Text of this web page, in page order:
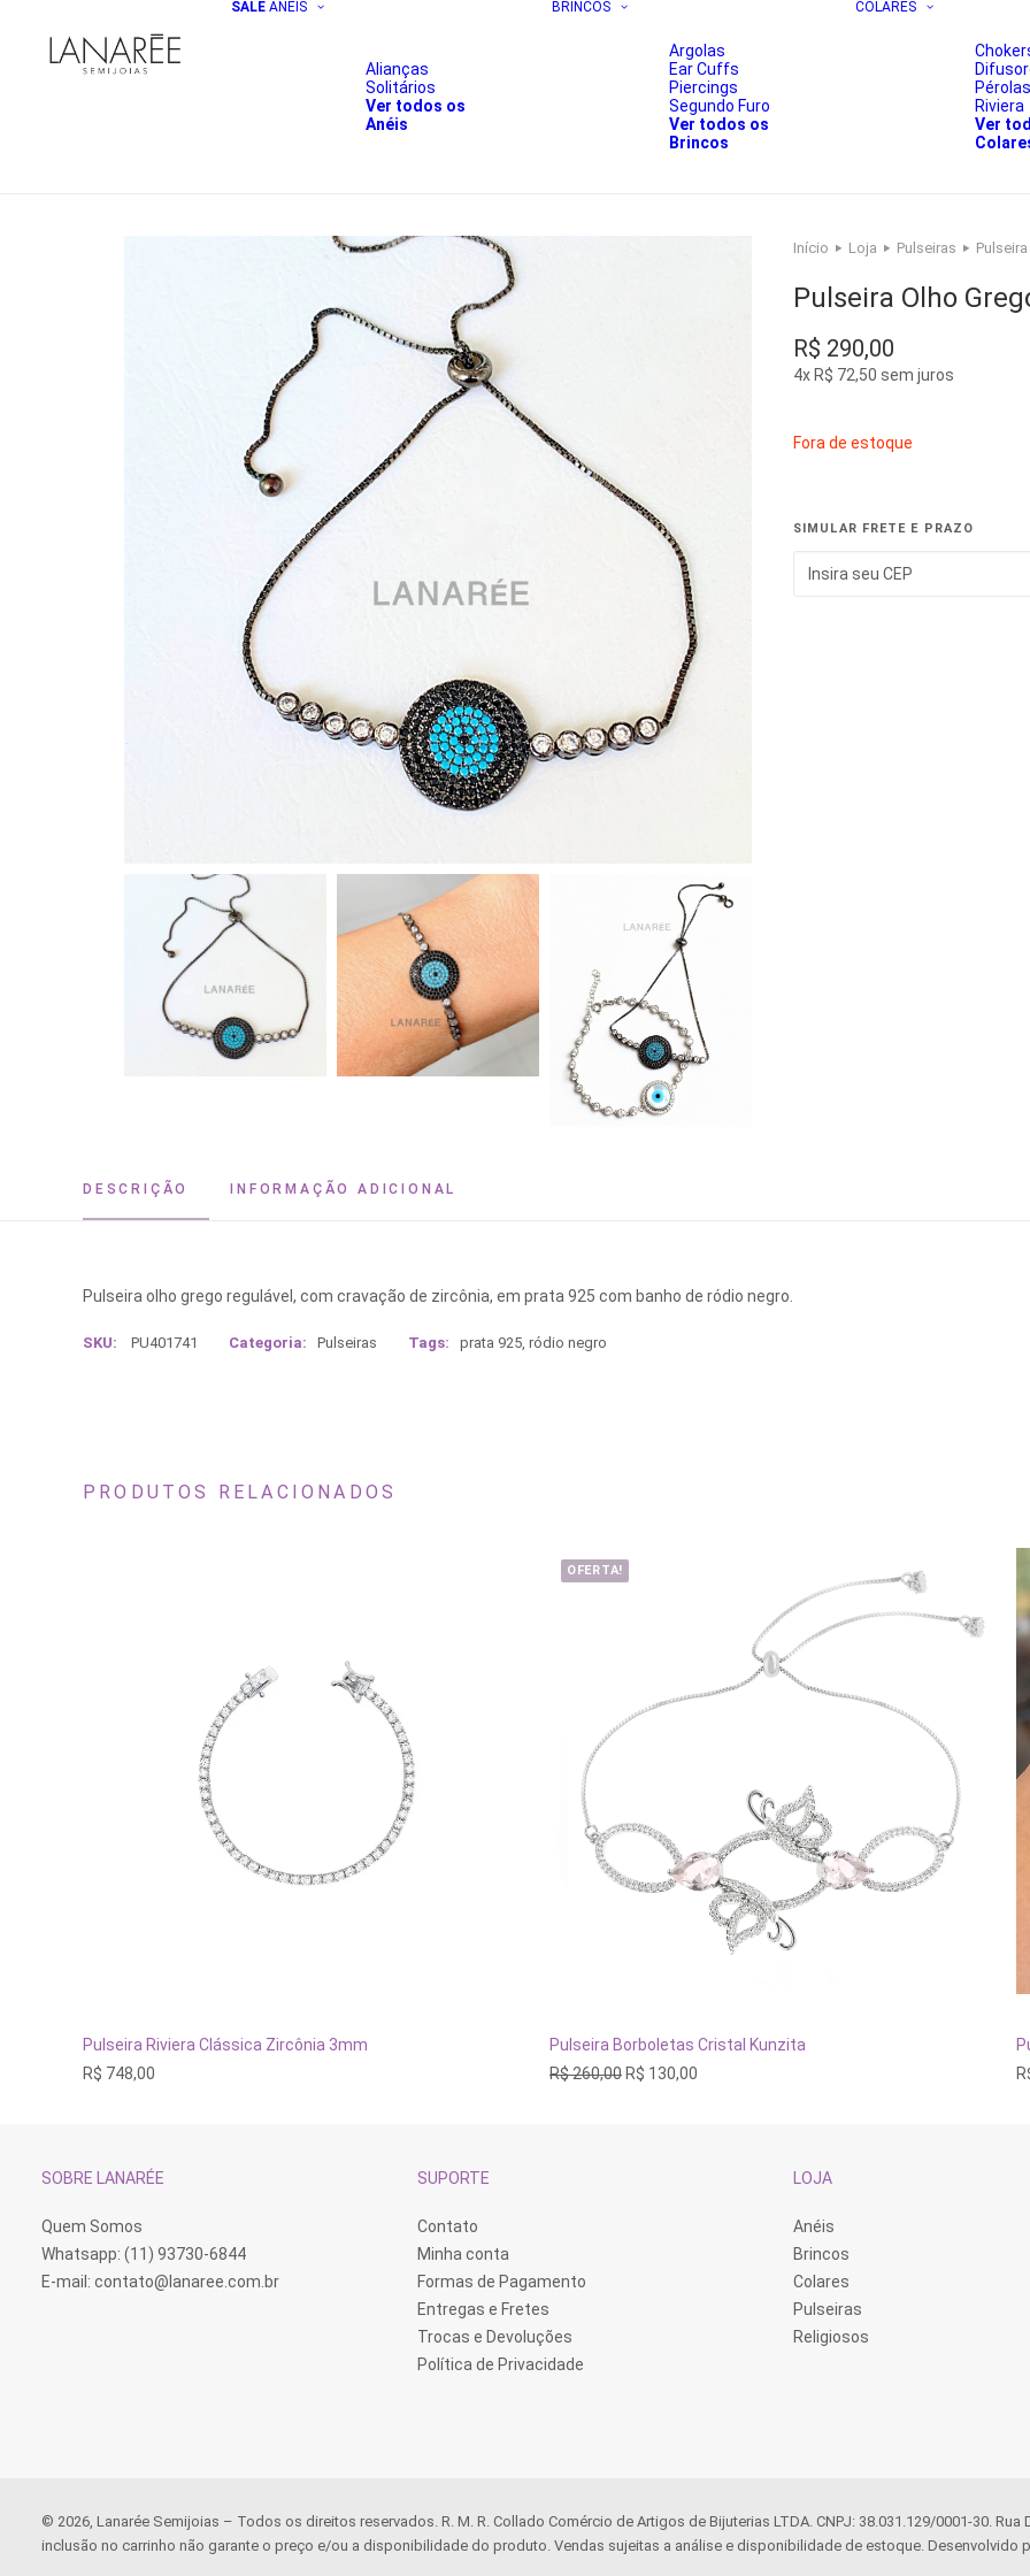
SALE ANÉIS
Alianças
Solitários
Ver todos os
Anéis
BRINCOS
Argolas
Ear Cuffs
Piercings
Segundo Furo
Ver todos os
Brincos
COLARES
Pérolas
Riviera
Ver
Início Loja Pulseiras
Pulseira Olho
R$ 290,00
4x R$ 72,50 sem juros
Fora de estoque
SIMULAR FRETE E PRAZO
DESCRIÇÃO INFORMAÇÃO ADICIONAL
Pulseira olho grego regulável, com cravação de zircônia, em prata 925 com banho de ródio negro.
SKU: PU401741 Categoria: Pulseiras Tags: prata 925, ródio negro
PRODUTOS RELACIONADOS
ADICIONAR AO CARRINHO
Pulseira Riviera Clássica Zircônia 3mm
R$ 748,00
OFERTA!
ADICIONAR AO CARRINHO
Pulseira Borboletas Cristal Kunzita
R$260,00OR$ 130,00
SOBRE LANARÉE
Quem Somos
Whatsapp: (11) 93730-6844
E-mail: contato@lanaree.com.br
SUPORTE
Contato
Minha conta
Formas de Pagamento
Entregas e Fretes
Trocas e Devoluções
Política de Privacidade
LOJA
Anéis
Brincos
Colares
Pulseiras
Religiosos
© 2026, Lanarée Semijoias – Todos os direitos reservados. R. M. R. Collado Comércio de Artigos de Bijuterias LTDA. CNPJ: 38.031.129/0001-30. Rua
inclusão no carrinho não garante o preço e/ou a disponibilidade do produto. Vendas sujeitas a análise e disponibilidade de estoque. Desenvolvido